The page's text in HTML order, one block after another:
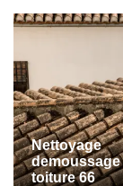
Nettoyage
demoussage
toiture 66